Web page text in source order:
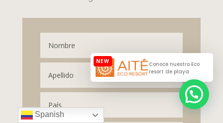
Conoce nuestro Eco
resort de playa
Spanish
💬 ¿Podemos ayudarte?